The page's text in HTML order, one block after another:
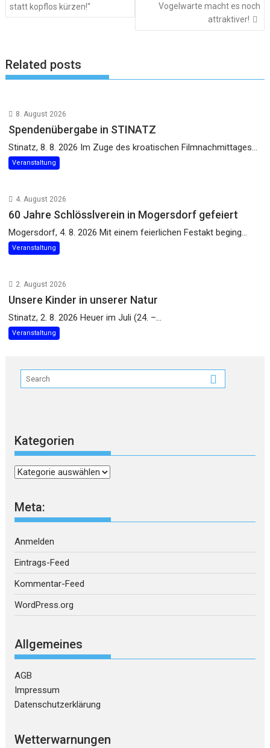
statt kopflos kürzen!“
Vogelwarte macht es noch
attraktiver!
Related posts
8. August 2026
Spendenübergabe in STINATZ
Stinatz, 8. 8. 2026 Im Zuge des kroatischen Filmnachmittages...
Veranstaltung
4. August 2026
60 Jahre Schlösslverein in Mogersdorf gefeiert
Mogersdorf, 4. 8. 2026 Mit einem feierlichen Festakt beging...
Veranstaltung
2. August 2026
Unsere Kinder in unserer Natur
Stinatz, 2. 8. 2026 Heuer im Juli (24. –...
Veranstaltung
Kategorien
Kategorien
Meta:
Anmelden
Eintrags-Feed
Kommentar-Feed
WordPress.org
Allgemeines
AGB
Impressum
Datenschutzerklärung
Wetterwarnungen